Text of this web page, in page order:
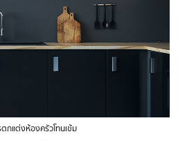
กแต่งห้องครัวโทนเข้ม